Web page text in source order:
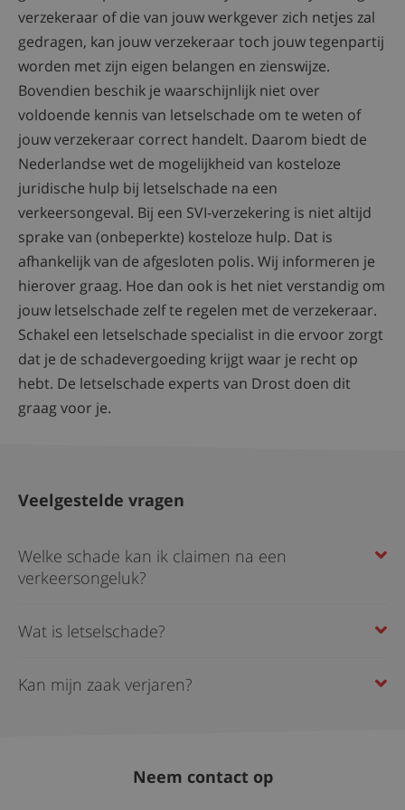
verzekeraar of die van jouw werkgever zich netjes zal
gedragen, kan jouw verzekeraar toch jouw tegenpartij
worden met zijn eigen belangen en zienswijze.
Bovendien beschik je waarschijnlijk niet over
voldoende kennis van letselschade om te weten of
jouw verzekeraar correct handelt. Daarom biedt de
Nederlandse wet de mogelijkheid van kosteloze
juridische hulp bij letselschade na een
verkeersongeval. Bij een SVI-verzekering is niet altijd
sprake van (onbeperkte) kosteloze hulp. Dat is
afhankelijk van de afgesloten polis. Wij informeren je
hierover graag. Hoe dan ook is het niet verstandig om
jouw letselschade zelf te regelen met de verzekeraar.
Schakel een letselschade specialist in die ervoor zorgt
dat je de schadevergoeding krijgt waar je recht op
hebt. De letselschade experts van Drost doen dit
graag voor je.
Veelgestelde vragen
Welke schade kan ik claimen na een
verkeersongeluk?
Wat is letselschade?
Kan mijn zaak verjaren?
Neem contact op